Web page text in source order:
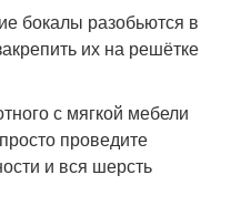
бокалы разобьются в
их на решётке
с мягкой мебели
проведите
и вся шерсть